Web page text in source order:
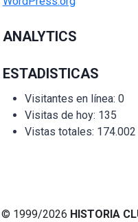
ANALYTICS
ESTADISTICAS
Visitantes en línea: 0
Visitas de hoy: 135
Vistas totales: 174.002
© 1999/2026 HISTORIA